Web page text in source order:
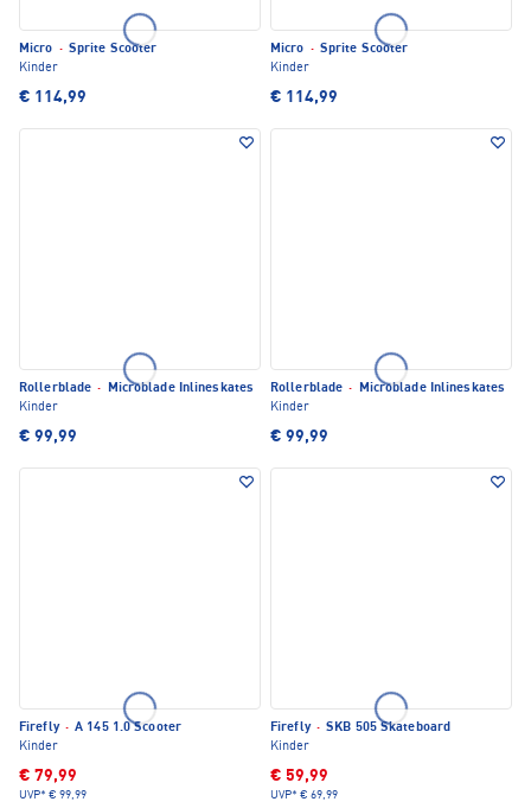
Micro · Sprite Scooter
Kinder
€ 114,99
Micro · Sprite Scooter
Kinder
€ 114,99
Rollerblade ·
Microblade Inlineskates
Kinder
€ 99,99
Rollerblade ·
Microblade Inlineskates
Kinder
€ 99,99
Firefly · A 145 1.0 Scooter
Kinder
€ 79,99
UVP* € 99,99
Firefly · SKB 505 Skateboard
Kinder
€ 59,99
UVP* € 69,99